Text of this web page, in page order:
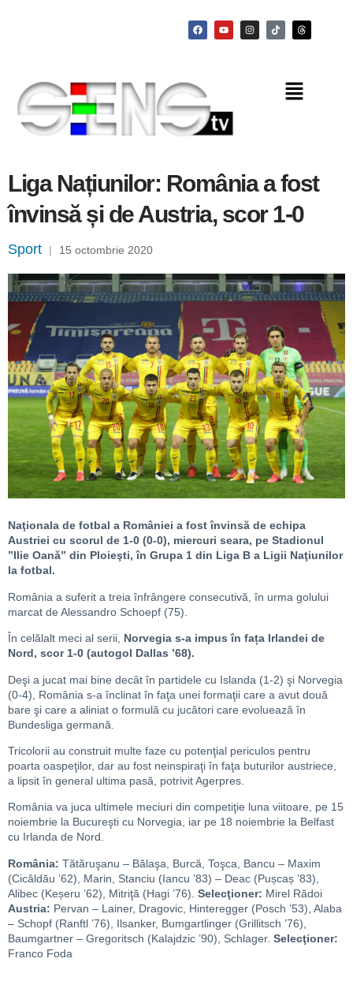
Liga Națiunilor: România a fost
învinsă și de Austria, scor 1-0
Sport | 15 octombrie 2020
Naţionala de fotbal a României a fost învinsă de echipa
Austriei cu scorul de 1-0 (0-0), miercuri seara, pe Stadionul
”Ilie Oană” din Ploieşti, în Grupa 1 din Liga B a Ligii Naţiunilor
la fotbal.
România a suferit a treia înfrângere consecutivă, în urma golului
marcat de Alessandro Schoepf (75).
În celălalt meci al serii, Norvegia s-a impus în fața Irlandei de
Nord, scor 1-0 (autogol Dallas ’68).
Deşi a jucat mai bine decât în partidele cu Islanda (1-2) şi Norvegia
(0-4), România s-a înclinat în faţa unei formaţii care a avut două
bare şi care a aliniat o formulă cu jucători care evoluează în
Bundesliga germană.
Tricolorii au construit multe faze cu potenţial periculos pentru
poarta oaspeţilor, dar au fost neinspiraţi în faţa buturilor austriece,
a lipsit în general ultima pasă, potrivit Agerpres.
România va juca ultimele meciuri din competiţie luna viitoare, pe 15
noiembrie la Bucureşti cu Norvegia, iar pe 18 noiembrie la Belfast
cu Irlanda de Nord.
România: Tătăruşanu – Bălaşa, Burcă, Toşca, Bancu – Maxim
(Cicâldău ’62), Marin, Stanciu (Iancu ’83) – Deac (Pușcaș ’83),
Alibec (Keșeru ’62), Mitriţă (Hagi ’76). Selecţioner: Mirel Rădoi
Austria: Pervan – Lainer, Dragovic, Hinteregger (Posch ’53), Alaba
– Schopf (Ranftl ’76), Ilsanker, Bumgartlinger (Grillitsch ’76),
Baumgartner – Gregoritsch (Kalajdzic ’90), Schlager. Selecţioner:
Franco Foda